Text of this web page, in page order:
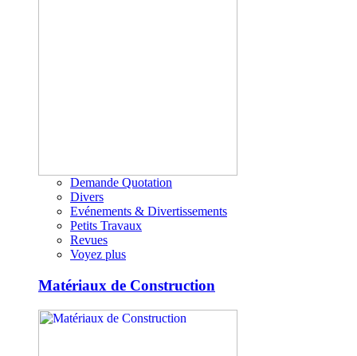
Demande Quotation
Divers
Evénements & Divertissements
Petits Travaux
Revues
Voyez plus
Matériaux de Construction